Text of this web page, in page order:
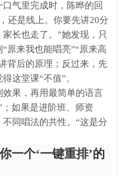
气里完成时，陈晔的回
还是线上。你要先讲20分
长也走了。”她发现，只
原来我也能唱亮”“原来高
背后的原理；反过来，先
这堂课“不值”。
果，再用最简单的语言
如果是进阶班、师资
同唱法的共性。“这是分
一个‘一键重排’的